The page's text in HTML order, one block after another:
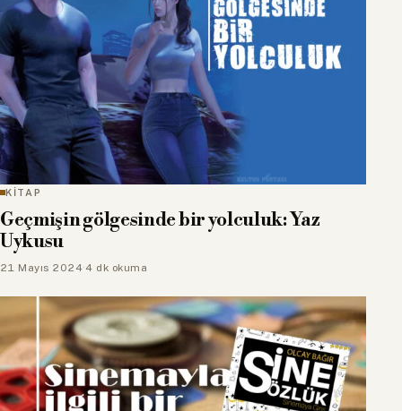
KİTAP
Geçmişin gölgesinde bir yolculuk: Yaz
Uykusu
21 Mayıs 2024·4 dk okuma